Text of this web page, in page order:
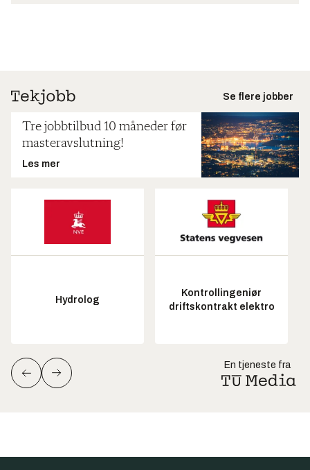
Se flere jobber
Tre jobbtilbud 10 måneder før
masteravslutning!
Les mer
Hydrolog
Kontrollingeniør
driftskontrakt elektro
En tjeneste fra